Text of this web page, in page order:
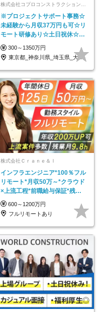
※プロジェクトサポート事務☆
未経験から月収37万円も可☆リ
モート研修あり☆土日祝休☆20
代～30代活躍/b
300～1350万円
東京都_神奈川県_埼玉県_大阪府_愛知県…
株式会社Ｃｒａｎｅ＆Ｉ
インフラエンジニア*100％フル
リモート*月収50万～*クラウド
×上流工程*前職給与保証*残業
月9.8h
600～1200万円
フルリモートあり